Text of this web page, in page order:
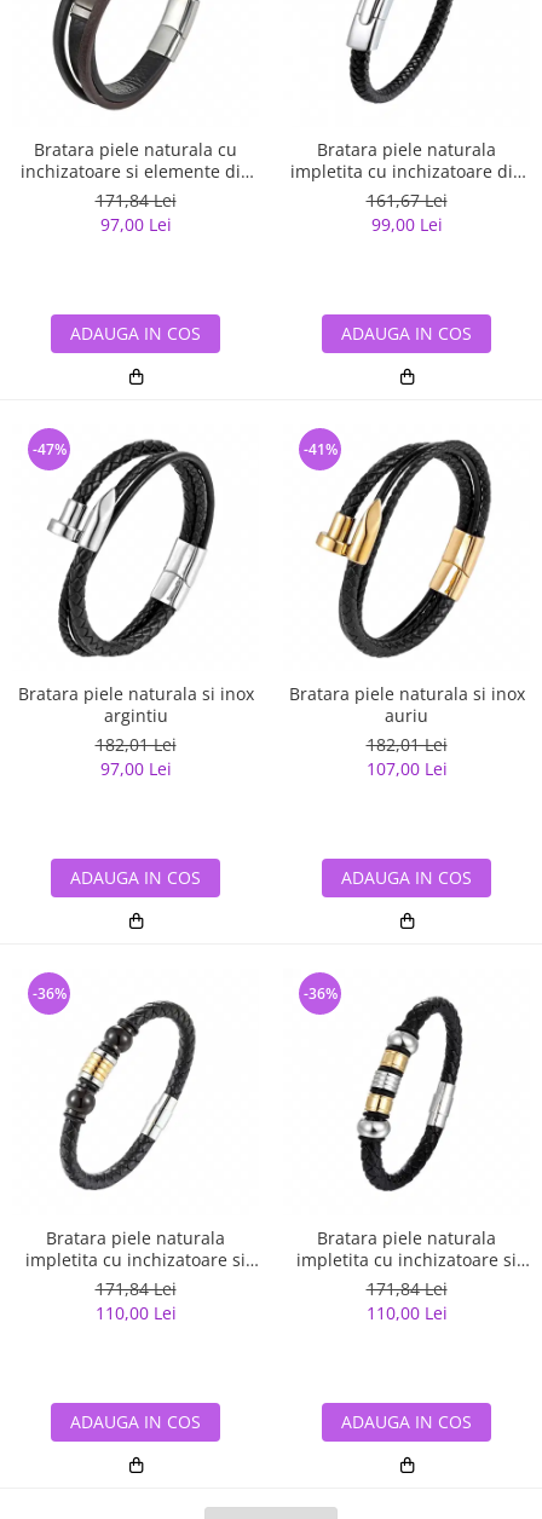
Bratara piele naturala cu
inchizatoare si elemente din
inox
171,84 Lei
97,00 Lei
ADAUGA IN COS
Bratara piele naturala
impletita cu inchizatoare din
inox
161,67 Lei
99,00 Lei
ADAUGA IN COS
Bratara piele naturala si inox
argintiu
182,01 Lei
97,00 Lei
-47%
ADAUGA IN COS
Bratara piele naturala si inox
auriu
182,01 Lei
107,00 Lei
-41%
ADAUGA IN COS
Bratara piele naturala
impletita cu inchizatoare si
elemente din inox
171,84 Lei
110,00 Lei
-36%
ADAUGA IN COS
Bratara piele naturala
impletita cu inchizatoare si
elemente din inox
171,84 Lei
110,00 Lei
-36%
ADAUGA IN COS